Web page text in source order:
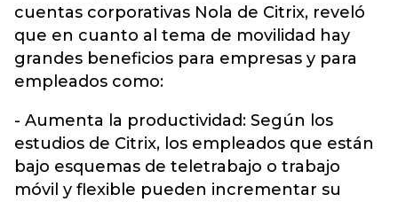
cuentas corporativas Nola de Citrix, reveló
que en cuanto al tema de movilidad hay
grandes beneficios para empresas y para
empleados como:
- Aumenta la productividad: Según los
estudios de Citrix, los empleados que están
bajo esquemas de teletrabajo o trabajo
móvil y flexible pueden incrementar su